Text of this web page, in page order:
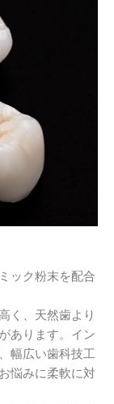
ック粉末を配合
く、天然歯より
あります。イン
幅広い歯科技工
悩みに柔軟に対